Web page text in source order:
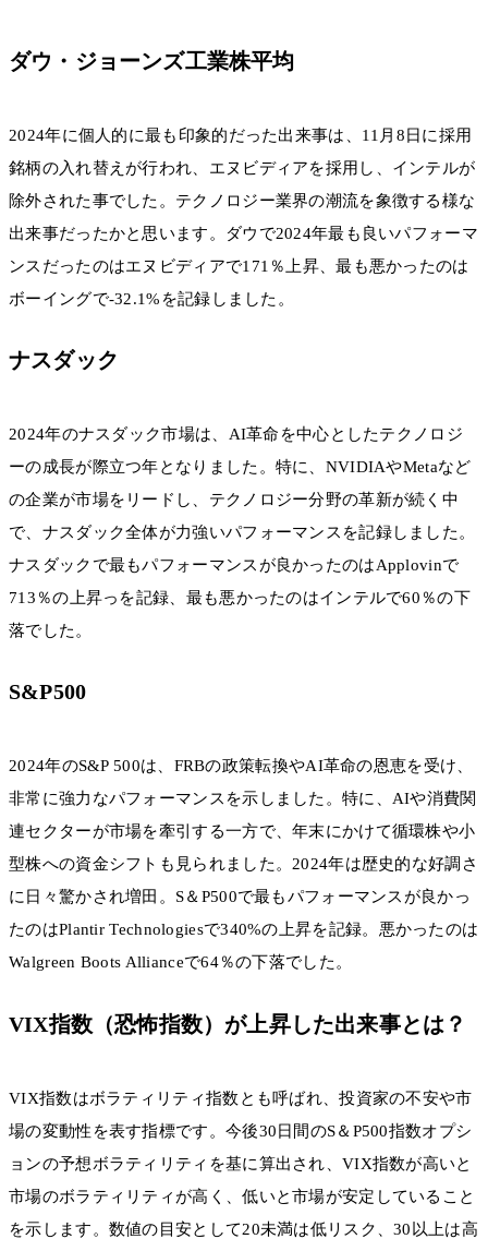
ダウ・ジョーンズ工業株平均
2024年に個人的に最も印象的だった出来事は、11月8日に採用
銘柄の入れ替えが行われ、エヌビディアを採用し、インテルが
除外された事でした。テクノロジー業界の潮流を象徴する様な
出来事だったかと思います。ダウで2024年最も良いパフォーマ
ンスだったのはエヌビディアで171％上昇、最も悪かったのは
ボーイングで-32.1%を記録しました。
ナスダック
2024年のナスダック市場は、AI革命を中心としたテクノロジ
ーの成長が際立つ年となりました。特に、NVIDIAやMetaなど
の企業が市場をリードし、テクノロジー分野の革新が続く中
で、ナスダック全体が力強いパフォーマンスを記録しました。
ナスダックで最もパフォーマンスが良かったのはApplovinで
713％の上昇っを記録、最も悪かったのはインテルで60％の下
落でした。
S&P500
2024年のS&P 500は、FRBの政策転換やAI革命の恩恵を受け、
非常に強力なパフォーマンスを示しました。特に、AIや消費関
連セクターが市場を牽引する一方で、年末にかけて循環株や小
型株への資金シフトも見られました。2024年は歴史的な好調さ
に日々驚かされ増田。S＆P500で最もパフォーマンスが良かっ
たのはPlantir Technologiesで340%の上昇を記録。悪かったのは
Walgreen Boots Allianceで64％の下落でした。
VIX指数（恐怖指数）が上昇した出来事とは？
VIX指数はボラティリティ指数とも呼ばれ、投資家の不安や市
場の変動性を表す指標です。今後30日間のS＆P500指数オプシ
ョンの予想ボラティリティを基に算出され、VIX指数が高いと
市場のボラティリティが高く、低いと市場が安定していること
を示します。数値の目安として20未満は低リスク、30以上は高